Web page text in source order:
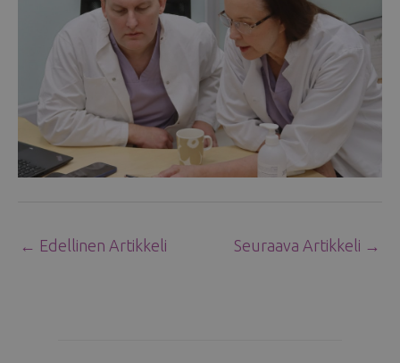
← Edellinen Artikkeli Seuraava Artikkeli →